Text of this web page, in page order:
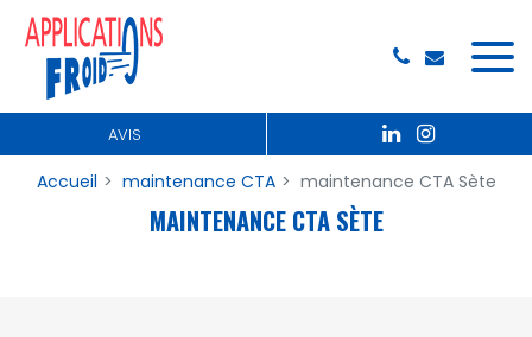
AVIS
Accueil maintenance CTA maintenance CTA Sète
MAINTENANCE CTA SÈTE
Panneau de gestion des cookies